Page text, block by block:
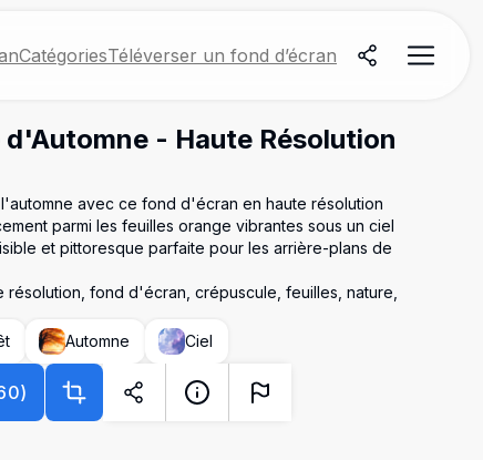
CatégoriesTéléverser un fond d’écran
- Haute Résolution
avec ce fond d'écran en haute résolution
parmi les feuilles orange vibrantes sous un ciel
et pittoresque parfaite pour les arrière-plans de
résolution, fond d'écran, crépuscule, feuilles, nature,
Automne Ciel
)